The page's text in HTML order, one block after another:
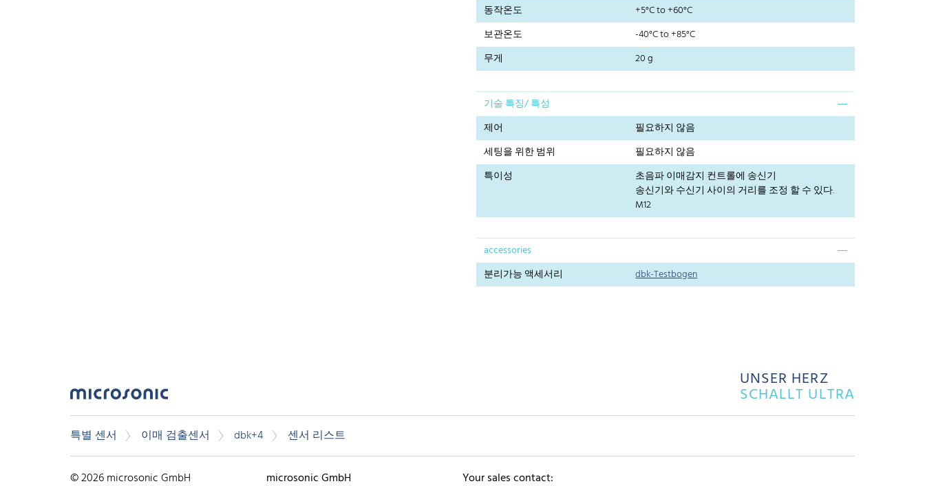
동작온도
+5°C to +60°C
보관온도
-40°C to +85°C
무게
20 g
기술 특징/ 특성
제어
필요하지 않음
세팅을 위한 범위
필요하지 않음
특이성
초음파 이매감지 컨트롤에 송신기
송신기와 수신기 사이의 거리를 조정 할 수 있다.
M12
accessories
분리가능 액세서리
dbk-Testbogen
UNSER HERZ
SCHALLT ULTRA
특별 센서 이매 검출센서 dbk+4 센서 리스트
© 2026 microsonic GmbH microsonic GmbH Your sales contact: